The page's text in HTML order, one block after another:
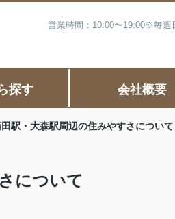
営業時間：10:00〜19:00※毎
探す 会社概要
駅・大森駅周辺の住みやすさについて
について